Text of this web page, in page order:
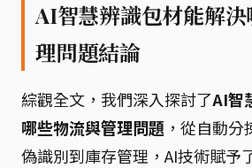
AI智慧辨識包材能解
理問題結論
綜觀全文，我們深入探討了AI智
哪些物流與管理問題 ，從自動
偽識別到庫存管理，AI技術賦予